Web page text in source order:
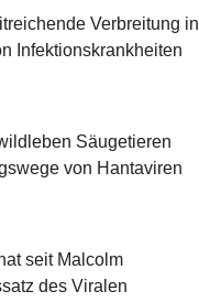
Verbreitung in
Infektionskrankheiten
Säugetieren
von Hantaviren
seit Malcolm
des Viralen